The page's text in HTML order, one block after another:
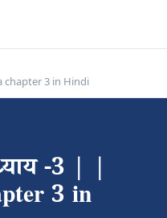
chapter 3 in Hindi
-3 | |
3 in